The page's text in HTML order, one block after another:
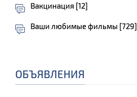
Вакцинация [12]
Ваши любимые фильмы [729]
ОБЪЯВЛЕНИЯ